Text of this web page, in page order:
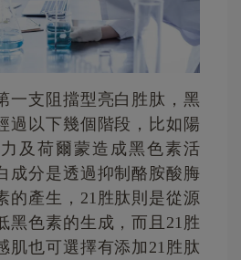
一支阻擋型亮白胜肽，黑
過以下幾個階段，比如陽
及荷爾蒙造成黑色素活
成分是透過抑制酪胺酸脢
的產生，21胜肽則是從源
黑色素的生成，而且21胜
肌也可選擇有添加21胜肽